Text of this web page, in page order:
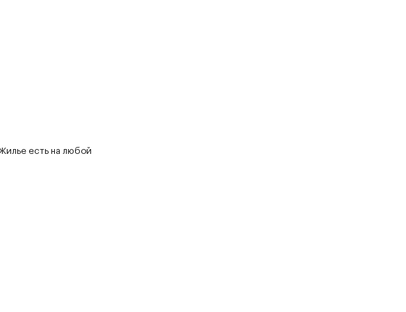
есть на любой